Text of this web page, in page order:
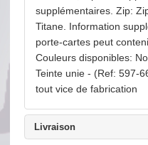
supplémentaires. Zip:
Titane. Information
porte-cartes peut
Couleurs disponibles:
Teinte unie - (Ref: 597-
tout vice de fabrication
Livraisonclick to expand